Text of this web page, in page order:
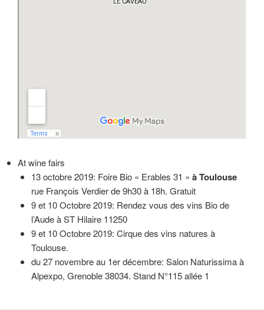
At wine fairs
13 octobre 2019: Foire Bio « Erables 31 » à Toulouse
rue François Verdier de 9h30 à 18h. Gratuit
9 et 10 Octobre 2019: Rendez vous des vins Bio de
l’Aude à ST Hilaire 11250
9 et 10 Octobre 2019: Cirque des vins natures à
Toulouse.
du 27 novembre au 1er décembre: Salon Naturissima à
Alpexpo, Grenoble 38034. Stand N°115 allée 1